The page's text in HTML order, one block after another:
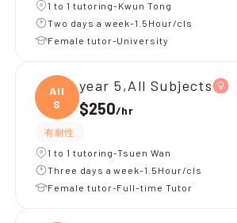
1 to 1 tutoring-Kwun Tong
Two days a week-1.5Hour/cls
Female tutor-University
All
S
year 5,All Subjects
$250/hr
有耐性
1 to 1 tutoring-Tsuen Wan
Three days a week-1.5Hour/cls
Female tutor-Full-time Tutor